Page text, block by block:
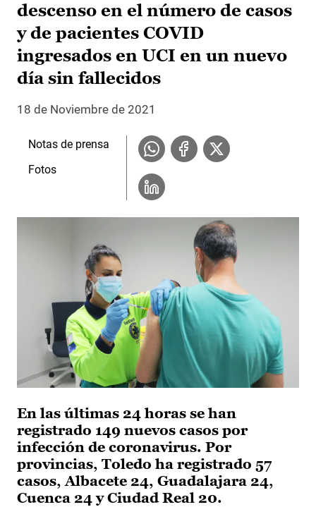
descenso en el número de casos
y de pacientes COVID
ingresados en UCI en un nuevo
día sin fallecidos
18 de Noviembre de 2021
En las últimas 24 horas se han
registrado 149 nuevos casos por
infección de coronavirus. Por
provincias, Toledo ha registrado 57
casos, Albacete 24, Guadalajara 24,
Cuenca 24 y Ciudad Real 20.
Notas de prensa
Fotos